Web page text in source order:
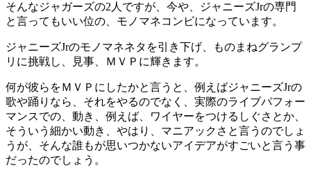
そんなジャガーズの2人ですが、今や、ジャニーズJrの専門
と言ってもいい位の、モノマネコンビになっています。
ジャニーズJrのモノマネネタを引き下げ、ものまねグランプ
リに挑戦し、見事、ＭＶＰに輝きます。
何が彼らをＭＶＰにしたかと言うと、例えばジャニーズJrの
歌や踊りなら、それをやるのでなく、実際のライブパフォー
マンスでの、動き、例えば、ワイヤーをつけるしぐさとか、
そういう細かい動き、やはり、マニアックさと言うのでしょ
うが、そんな誰もが思いつかないアイデアがすごいと言う事
だったのでしょう。